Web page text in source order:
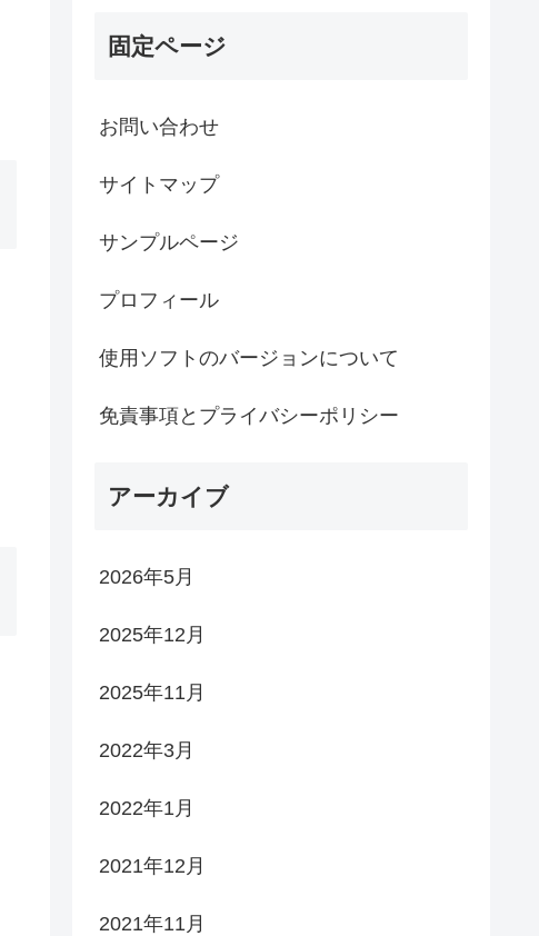
固定ページ
お問い合わせ
サイトマップ
サンプルページ
プロフィール
使用ソフトのバージョンについて
免責事項とプライバシーポリシー
アーカイブ
2026年5月
2025年12月
2025年11月
2022年3月
2022年1月
2021年12月
2021年11月